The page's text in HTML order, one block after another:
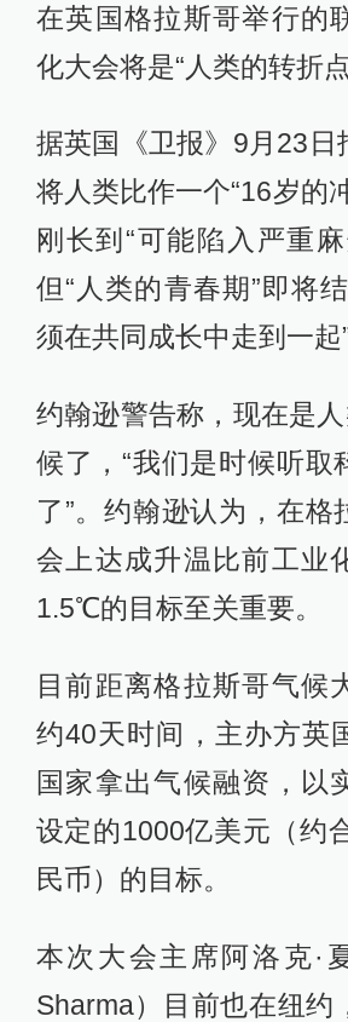
在英国格拉斯哥举行的
化大会将是“人类的转折点
据英国《卫报》9月23日
将人类比作一个“16岁的
刚长到“可能陷入严重麻
但“人类的青春期”即将
须在共同成长中走到一起”
约翰逊警告称，现在是人
候了，“我们是时候听取
了”。约翰逊认为，在格
会上达成升温比前工业
1.5℃的目标至关重要。
目前距离格拉斯哥气候
约40天时间，主办方英
国家拿出气候融资，以
设定的1000亿美元（约
民币）的目标。
本次大会主席阿洛克·
Sharma）目前也在纽约